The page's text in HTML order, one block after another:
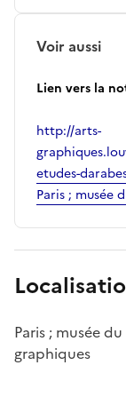
Voir aussi
Lien vers la
http://arts-
etudes-
Paris ; musée
Paris ; musée
graphiques